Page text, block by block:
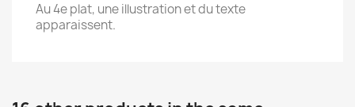
Au 4e plat, une illustration et du texte
apparaissent.